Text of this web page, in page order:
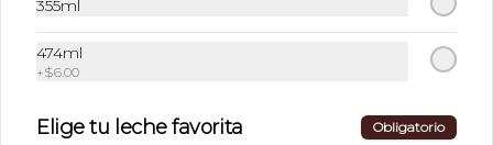
CHOCOLATE FRÍO
355ml
474ml
+$6.00
Elige tu leche favorita Obligatorio